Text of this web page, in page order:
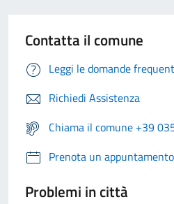
Contatta il comune
Leggi le domande
Richiedi Assistenza
Chiama il comune +39
Prenota un appuntamento
Problemi in città